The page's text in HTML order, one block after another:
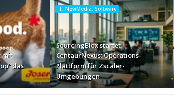
mit
das
IT, NewMedia, Software
SourcingBlox startet
CentaurNexus: Operations-
Plattform für Zscaler-
Umgebungen